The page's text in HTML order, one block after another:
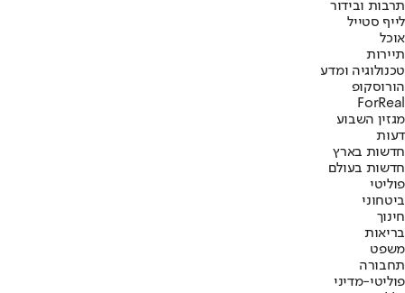
תרבות ובידור
לייף סטייל
אוכל
תיירות
טכנולוגיה ומדע
הורוסקופ
ForReal
מגזין השבוע
דעות
חדשות בארץ
חדשות בעולם
פוליטי
ביטחוני
חינוך
בריאות
משפט
תחבורה
פוליטי-מדיני